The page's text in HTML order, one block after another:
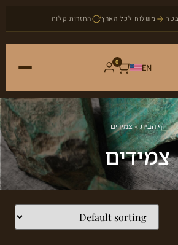
משלוח לכל הארץ החזרות קלות
EN
0
דף הבית»צמידים
צמידים